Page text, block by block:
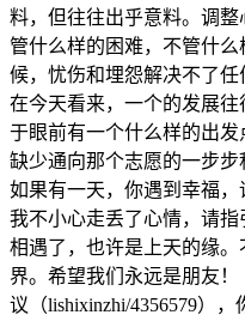
料，但往往出乎意料。调
管什么样的困难，不管什
候，忧伤和埋怨解决不了任
在今天看来，一个的发展
于眼前有一个什么样的出
缺少通向那个志愿的一步步
如果有一天，你遇到幸福，
我不小心走丢了心情，请指
相遇了，也许是上天的缘
界。希望我们永远是朋友
议（lishixinzhi/4356579）